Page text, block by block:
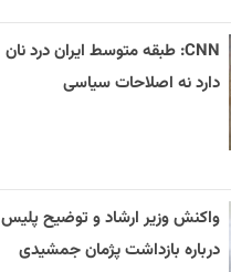
CNN: طبقه متوسط ایران درد نان
دارد نه اصلاحات سیاسی
واکنش وزیر ارشاد و توضیح پلیس
درباره بازداشت پژمان جمشیدی